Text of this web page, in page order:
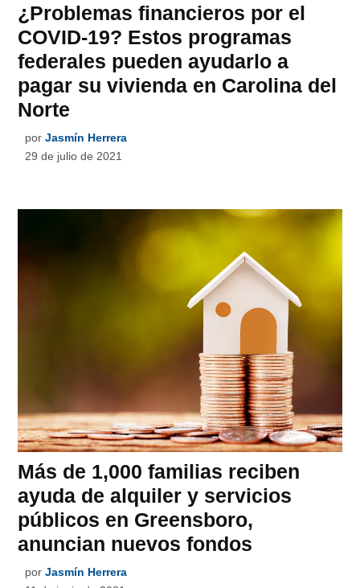
¿Problemas financieros por el
COVID-19? Estos programas
federales pueden ayudarlo a
pagar su vivienda en Carolina del
Norte
por Jasmín Herrera
29 de julio de 2021
Más de 1,000 familias reciben
ayuda de alquiler y servicios
públicos en Greensboro,
anuncian nuevos fondos
por Jasmín Herrera